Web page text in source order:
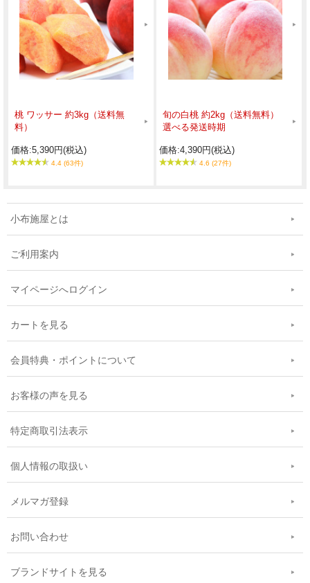
桃 ワッサー 約3kg（送料無
料）
価格:5,390円(税込)
4.4 (63件)
旬の白桃 約2kg（送料無料）
選べる発送時期
価格:4,390円(税込)
4.6 (27件)
小布施屋とは
ご利用案内
マイページへログイン
カートを見る
会員特典・ポイントについて
お客様の声を見る
特定商取引法表示
個人情報の取扱い
メルマガ登録
お問い合わせ
ブランドサイトを見る